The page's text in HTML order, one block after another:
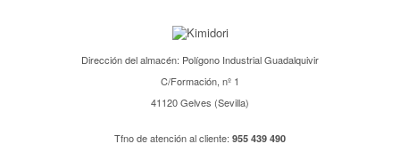
Dirección del almacén: Polígono Industrial Guadalquivir
C/Formación, nº 1
41120 Gelves (Sevilla)
Tfno de atención al cliente: 955 439 490